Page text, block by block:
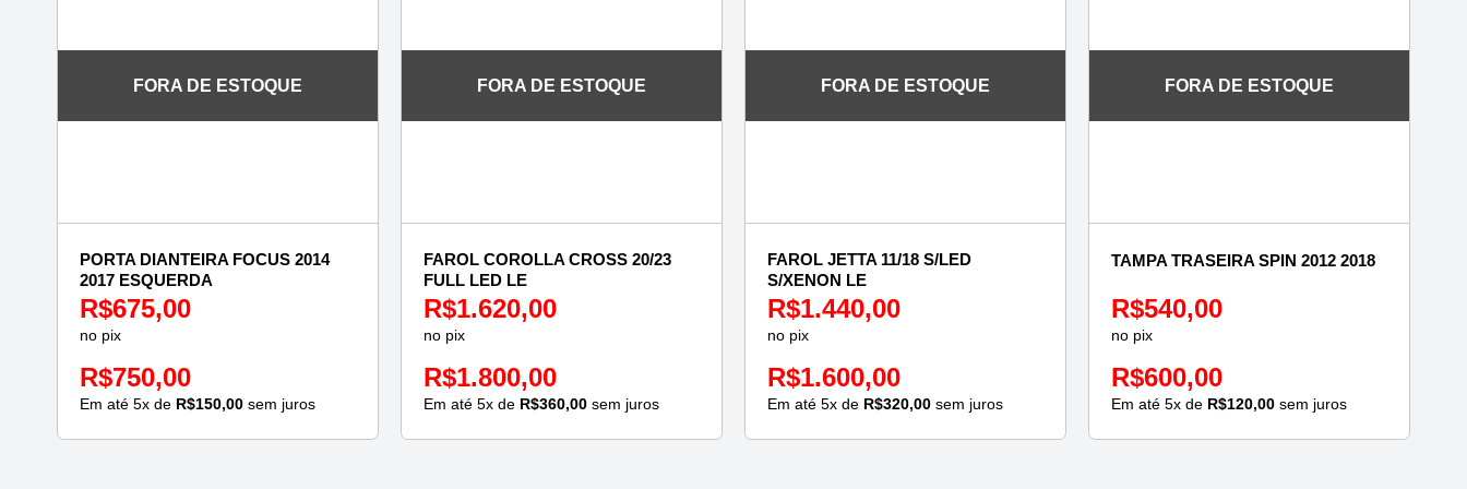
FORA DE ESTOQUE
PORTA DIANTEIRA FOCUS 2014
2017 ESQUERDA
R$675,00
no pix
R$750,00
Em até 5x de R$150,00sem juros
FORA DE ESTOQUE
FAROL COROLLA CROSS 20/23
FULL LED LE
R$1.620,00
no pix
R$1.800,00
Em até 5x de R$360,00sem juros
FORA DE ESTOQUE
FAROL JETTA 11/18 S/LED
S/XENON LE
R$1.440,00
no pix
R$1.600,00
Em até 5x de R$320,00sem juros
FORA DE ESTOQUE
TAMPA TRASEIRA SPIN 2012 2018
R$540,00
no pix
R$600,00
Em até 5x de R$120,00sem juros